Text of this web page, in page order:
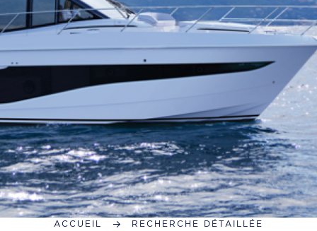
ACCUEIL RECHERCHE DÉTAILLÉE